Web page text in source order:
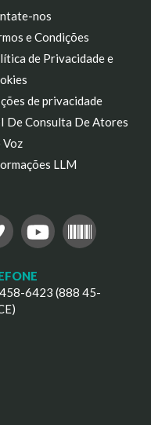
nos
e Condições
de Privacidade e
de privacidade
De Consulta De Atores
Voz
LLM
6423 (888 45-